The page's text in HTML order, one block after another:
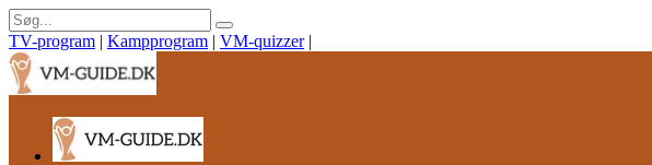
TV-program | Kampprogram | VM-quizzer |